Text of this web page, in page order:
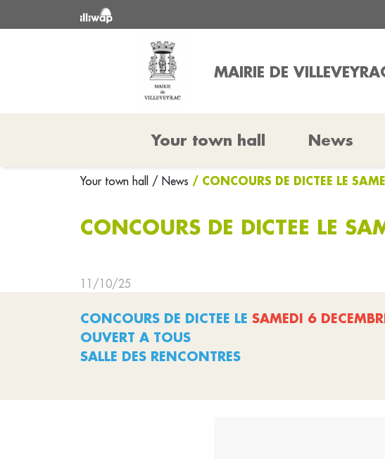
MAIRIE DE
Your town hall News
Your town hall / News / CONCOURS DE DICTEE LE
CONCOURS DE DICTEE LE
11/10/25
CONCOURS DE DICTEE LE SAMEDI 6
OUVERT A TOUS
SALLE DES RENCONTRES